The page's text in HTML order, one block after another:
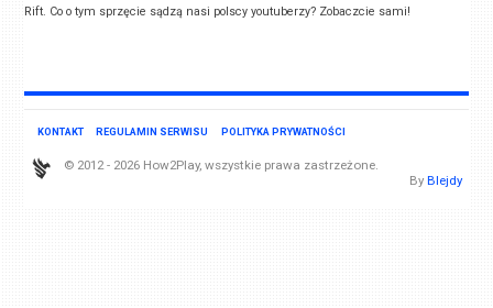
Rift. Co o tym sprzęcie sądzą nasi polscy youtuberzy? Zobaczcie sami!
KONTAKT REGULAMIN SERWISU POLITYKA PRYWATNOŚCI
© 2012 - 2026 How2Play, wszystkie prawa zastrzeżone.
By Blejdy